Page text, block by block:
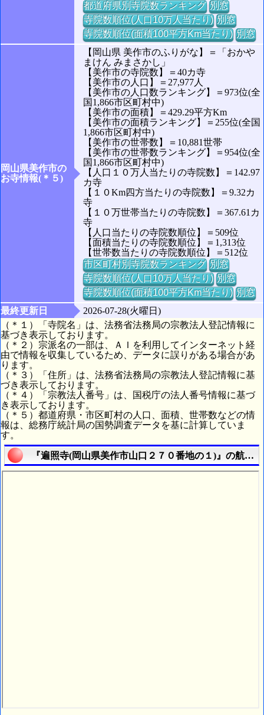
都道府県別寺院数ランキング 別窓
寺院数順位(人口10万人当たり) 別窓
寺院数順位(面積100平方Km当たり) 別窓
岡山県美作市の
お寺情報(＊５)
【岡山県 美作市のふりがな】＝「おかや
まけん みまさかし」
【美作市の寺院数】＝40カ寺
【美作市の人口】＝27,977人
【美作市の人口数ランキング】＝973位(全
国1,866市区町村中)
【美作市の面積】＝429.29平方Km
【美作市の面積ランキング】＝255位(全国
1,866市区町村中)
【美作市の世帯数】＝10,881世帯
【美作市の世帯数ランキング】＝954位(全
国1,866市区町村中)
【人口１０万人当たりの寺院数】＝142.97
カ寺
【１０Km四方当たりの寺院数】＝9.32カ
寺
【１０万世帯当たりの寺院数】＝367.61カ
寺
【人口当たりの寺院数順位】＝509位
【面積当たりの寺院数順位】＝1,313位
【世帯数当たりの寺院数順位】＝512位
市区町村別寺院数ランキング 別窓
寺院数順位(人口10万人当たり) 別窓
寺院数順位(面積100平方Km当たり) 別窓
最終更新日
2026-07-28(火曜日)
（＊１）「寺院名」は、法務省法務局の宗教法人登記情報に
基づき表示しております。
（＊２）宗派名の一部は、ＡＩを利用してインターネット経
由で情報を収集しているため、データに誤りがある場合があ
ります。
（＊３）「住所」は、法務省法務局の宗教法人登記情報に基
づき表示しております。
（＊４）「宗教法人番号」は、国税庁の法人番号情報に基づ
き表示しております。
（＊５）都道府県・市区町村の人口、面積、世帯数などの情
報は、総務庁統計局の国勢調査データを基に計算していま
す。
『遍照寺(岡山県美作市山口２７０番地の１)』の航空